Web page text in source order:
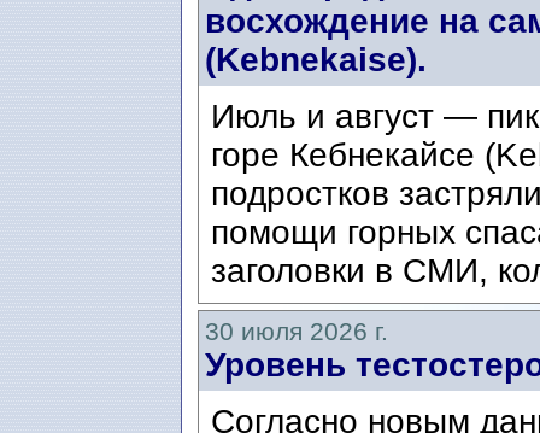
восхождение на
(Kebnekaise).
Июль и август — пик
горе Кебнекайсе
подростков
помощи горных
заголовки в СМИ,
30 июля 2026 г.
Уровень
Согласно новым